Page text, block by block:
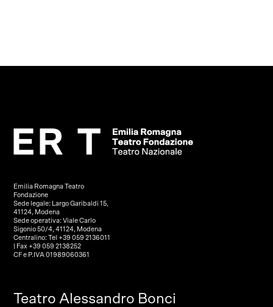
Emilia Romagna Teatro
Fondazione
Sede legale: Largo Garibaldi 15,
41124, Modena
Sede operativa: Viale Carlo
Sigonio 50/4, 41124, Modena
Centralino: Tel +39 059 2136011
| Fax +39 059 2138252
CF e P.IVA 01989060361
Teatro Alessandro Bonci